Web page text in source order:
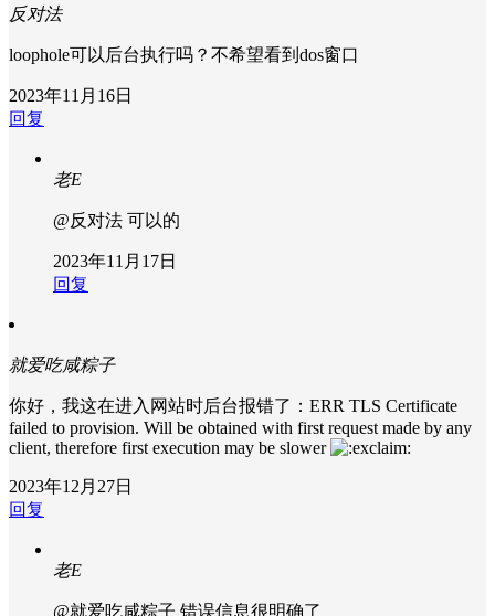
反对法
loophole可以后台执行吗？不希望看到dos窗口
2023年11月16日
回复
老E
@反对法 可以的
2023年11月17日
回复
就爱吃咸粽子
你好，我这在进入网站时后台报错了：ERR TLS Certificate
failed to provision. Will be obtained with first request made by any
client, therefore first execution may be slower
2023年12月27日
回复
老E
@就爱吃咸粽子 错误信息很明确了